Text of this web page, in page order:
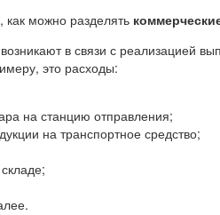
как можно разделять
в связи с реализацией
это расходы:
на станцию отправления;
на транспортное средство;